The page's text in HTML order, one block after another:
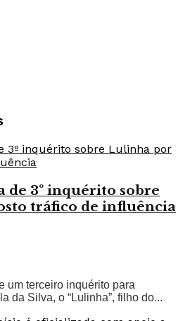
de 3º inquérito sobre
tráfico de influência
um terceiro inquérito para
da Silva, o “Lulinha”, filho do...